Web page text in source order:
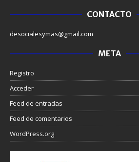
CONTACTO
desocialesymas@gmail.com
META
Registro
Acceder
Feed de entradas
Feed de comentarios
WordPress.org